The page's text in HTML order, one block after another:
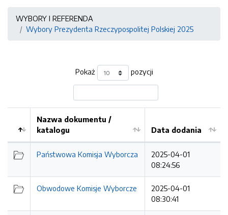
WYBORY I REFERENDA
Wybory Prezydenta Rzeczypospolitej Polskiej 2025
Pokaż pozycji
Kolejność
Nazwa dokumentu /
katalogu
Data dodania
Państwowa Komisja Wyborcza
2025-04-01
08:24:56
Obwodowe Komisje Wyborcze
2025-04-01
08:30:41